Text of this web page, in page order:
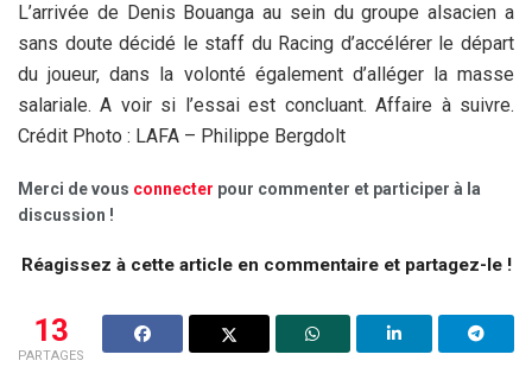
L’arrivée de Denis Bouanga au sein du groupe alsacien a
sans doute décidé le staff du Racing d’accélérer le départ
du joueur, dans la volonté également d’alléger la masse
salariale. A voir si l’essai est concluant. Affaire à suivre.
Crédit Photo : LAFA – Philippe Bergdolt
Merci de vous connecter pour commenter et participer à la
discussion !
Réagissez à cette article en commentaire et partagez-le !
13
PARTAGES